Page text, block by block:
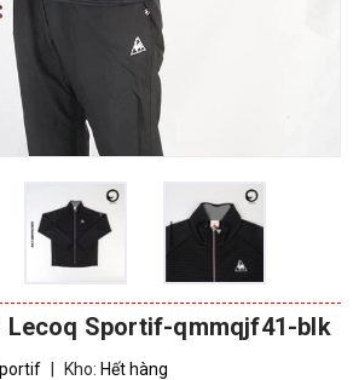
Lecoq Sportif-qmmqjf41-blk
Kho: Hết hàng